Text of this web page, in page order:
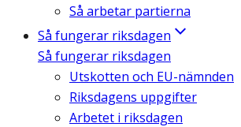
Så arbetar partierna
Så fungerar riksdagen
Så fungerar riksdagen
Utskotten och EU-nämnden
Riksdagens uppgifter
Arbetet i riksdagen